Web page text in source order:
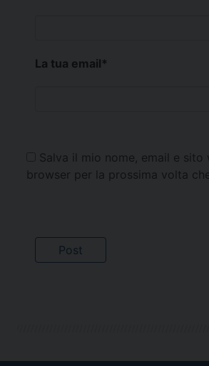
La tua email*
Salva il mio nome, email e sito
browser per la prossima volta